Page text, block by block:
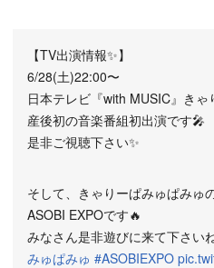
【TV出演情報✨】
6/28(土)22:00〜
日本テレビ『with MUSIC』き
産後初の音楽番組初出演です🎤
是非ご視聴下さい✨
そして、きゃりーぱみゅぱみゅ
ASOBI EXPOです🔥
みなさん是非遊びに来て下さい
みゅぱみゅ #ASOBIEXPO